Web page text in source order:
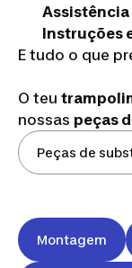
Assistência
Instruções
E tudo o que
O teu
nossas peças
Peças de
Montagem